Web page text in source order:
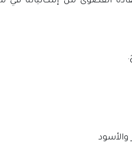
والأسود